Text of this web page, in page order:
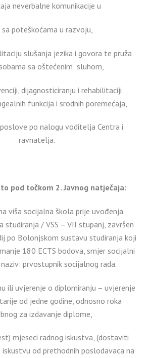
neverbalne komunikacije u
sa poteškoćama u razvoju,
slušanja jezika i govora te pruža
sa oštećenim sluhom,
dijagnosticiranju i rehabilitaciji
funkcija i srodnih poremećaja,
po nalogu voditelja Centra i
ravnatelja.
pod točkom 2. Javnog natječaja:
viša socijalna škola prije uvođenja
studiranja / VSS – VII stupanj, završen
po Bolonjskom sustavu studiranja koji
180 ECTS bodova, smjer socijalni
prvostupnik socijalnog rada.
ili uvjerenje o diplomiranju – uvjerenje
od jedne godine, odnosno roka
za izdavanje diplome,
mjeseci radnog iskustva, (dostaviti
od prethodnih poslodavaca na